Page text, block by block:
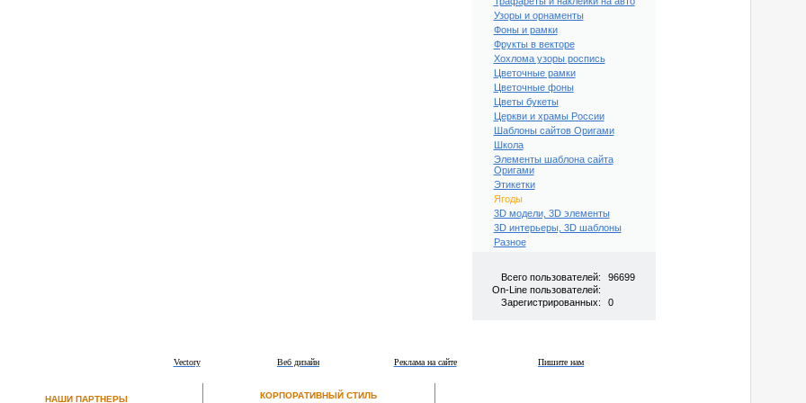
Узоры и орнаменты
Фоны и рамки
Фрукты в векторе
Хохлома узоры роспись
Цветочные рамки
Цветочные фоны
Цветы букеты
Церкви и храмы России
Шаблоны сайтов Оригами
Школа
Элементы шаблона сайта
Оригами
Этикетки
Ягоды
3D модели, 3D элементы
3D интерьеры, 3D шаблоны
Разное
Всего пользователей:
96699
On-Line пользователей:
Зарегистрированных:
0
Пишите нам
Реклама на сайте
Веб дизайн
Vectory
НАШИ ПАРТНЕРЫ КОРПОРАТИВНЫЙ СТИЛЬ